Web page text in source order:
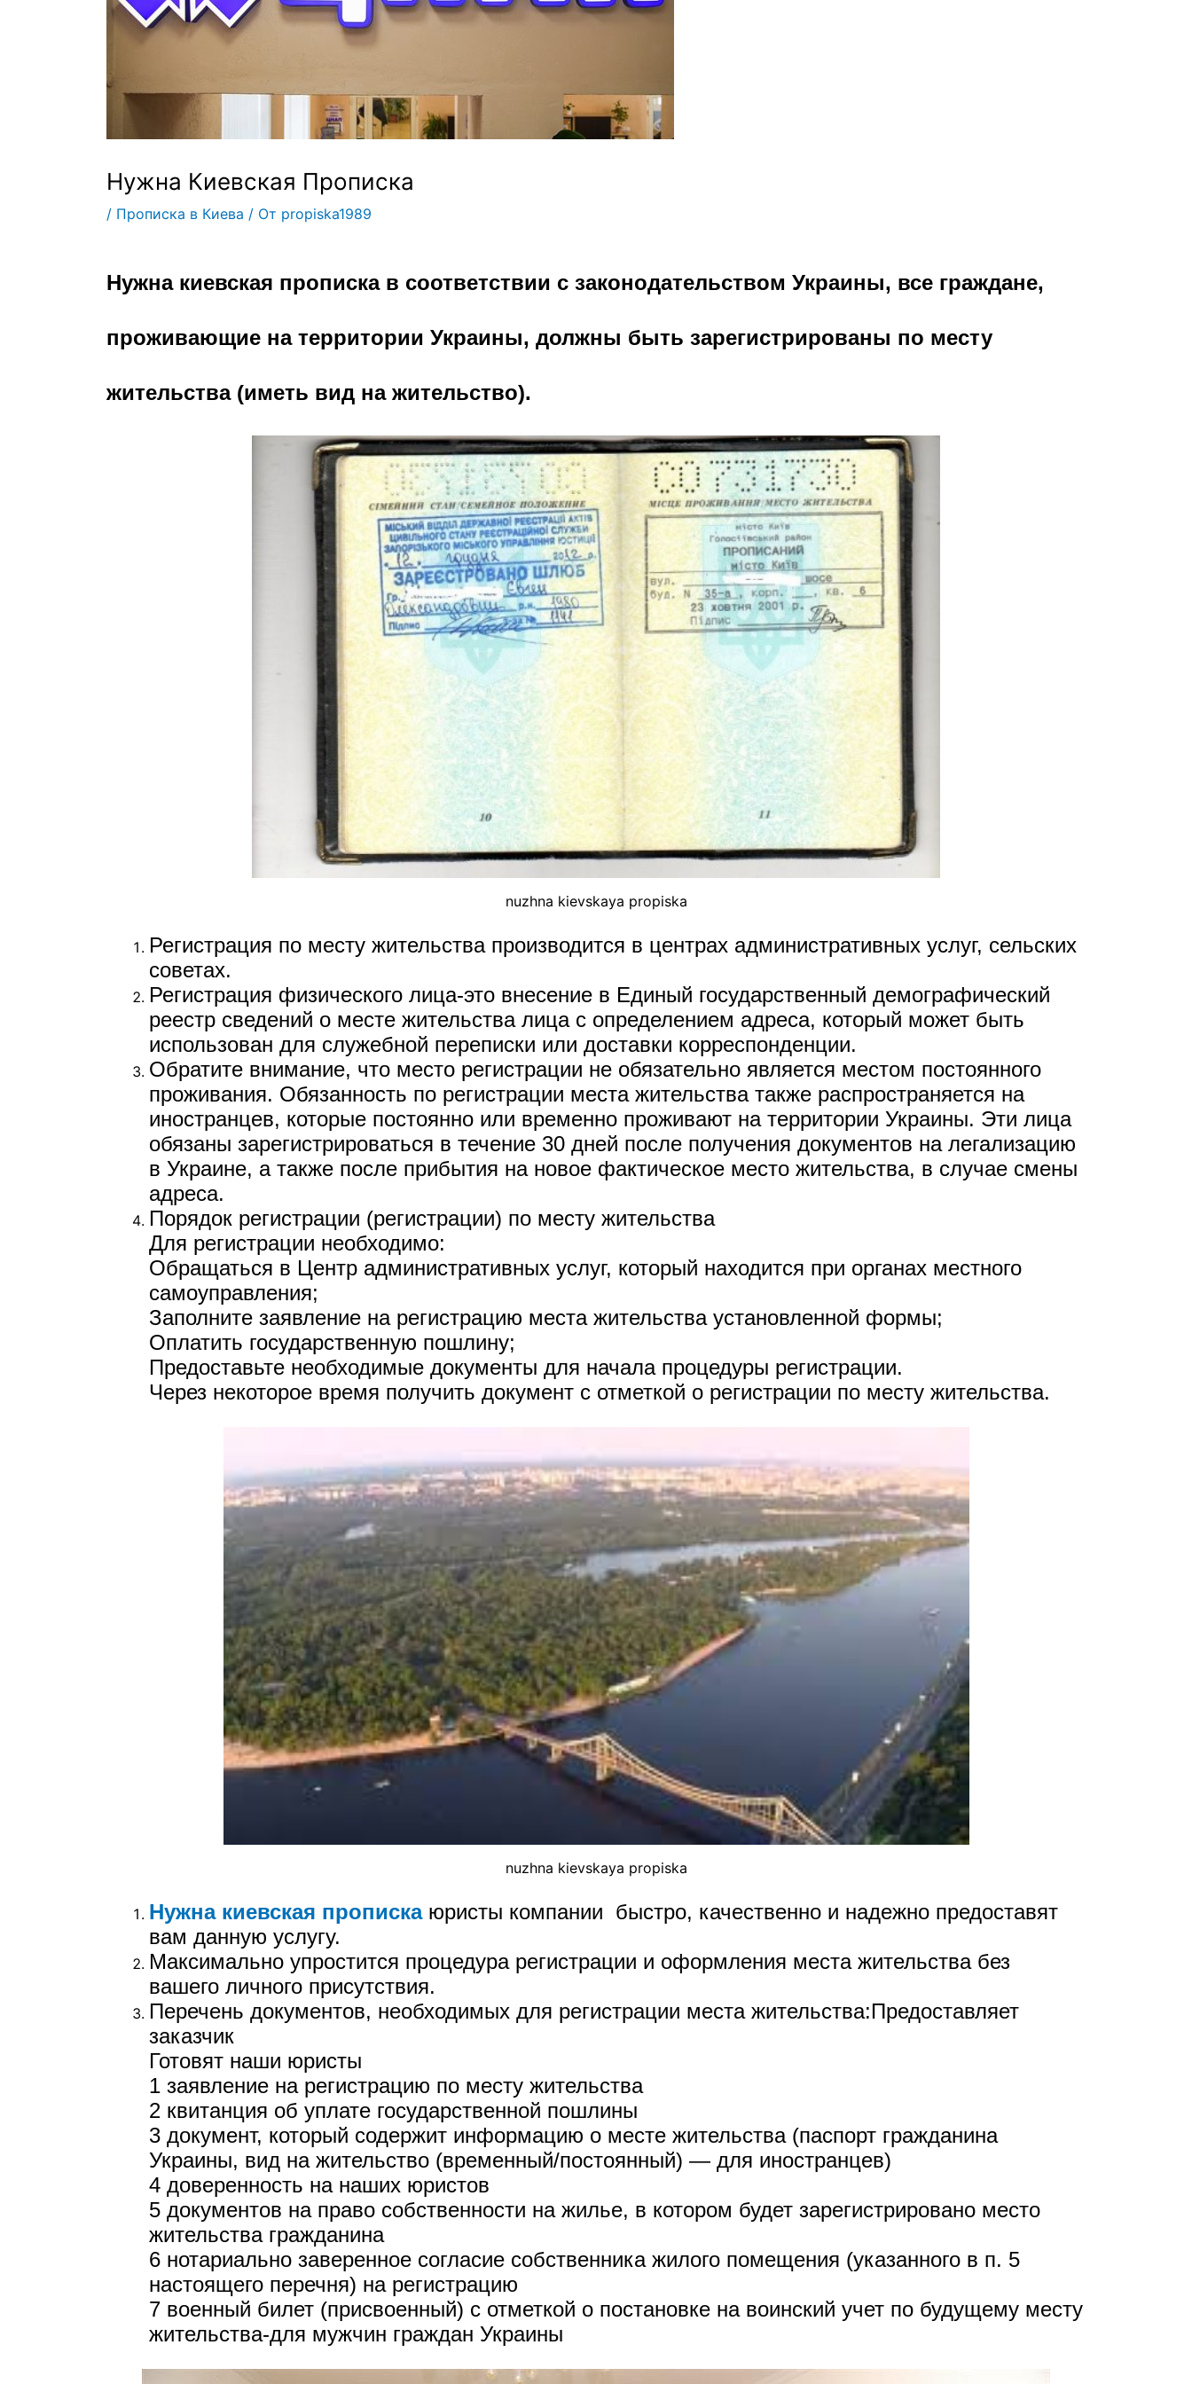
Нужна Киевская Прописка
/ Прописка в Киева / От propiska1989
Нужна киевская пропискав соответствии с законодательством Украины, все граждане,
проживающие на территории Украины, должны быть зарегистрированы по месту
жительства (иметь вид на жительство).
nuzhna kievskaya propiska
Регистрация по месту жительства производится в центрах административных услуг, сельских
советах.
Регистрация физического лица-это внесение в Единый государственный демографический
реестр сведений о месте жительства лица с определением адреса, который может быть
использован для служебной переписки или доставки корреспонденции.
Обратите внимание, что место регистрации не обязательно является местом постоянного
проживания. Обязанность по регистрации места жительства также распространяется на
иностранцев, которые постоянно или временно проживают на территории Украины. Эти лица
обязаны зарегистрироваться в течение 30 дней после получения документов на легализацию
в Украине, а также после прибытия на новое фактическое место жительства, в случае смены
адреса.
Порядок регистрации (регистрации) по месту жительства
Для регистрации необходимо:
Обращаться в Центр административных услуг, который находится при органах местного
самоуправления;
Заполните заявление на регистрацию места жительства установленной формы;
Оплатить государственную пошлину;
Предоставьте необходимые документы для начала процедуры регистрации.
Через некоторое время получить документ с отметкой о регистрации по месту жительства.
nuzhna kievskaya propiska
Нужна киевская прописка юристы компании быстро, качественно и надежно предоставят
вам данную услугу.
Максимально упростится процедура регистрации и оформления места жительства без
вашего личного присутствия.
Перечень документов, необходимых для регистрации места жительства:Предоставляет
заказчик
Готовят наши юристы
1 заявление на регистрацию по месту жительства
2 квитанция об уплате государственной пошлины
3 документ, который содержит информацию о месте жительства (паспорт гражданина
Украины, вид на жительство (временный/постоянный) — для иностранцев)
4 доверенность на наших юристов
5 документов на право собственности на жилье, в котором будет зарегистрировано место
жительства гражданина
6 нотариально заверенное согласие собственника жилого помещения (указанного в п. 5
настоящего перечня) на регистрацию
7 военный билет (присвоенный) с отметкой о постановке на воинский учет по будущему месту
жительства-для мужчин граждан Украины